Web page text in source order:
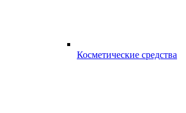
Косметические средства